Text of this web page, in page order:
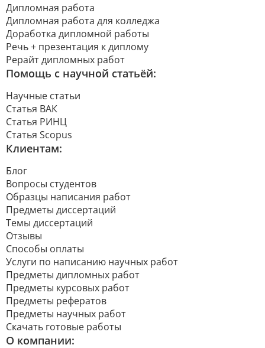
Дипломная работа
Дипломная работа для колледжа
Доработка дипломной работы
Речь + презентация к диплому
Рерайт дипломных работ
Помощь с научной статьёй:
Научные статьи
Статья ВАК
Статья РИНЦ
Статья Scopus
Клиентам:
Блог
Вопросы студентов
Образцы написания работ
Предметы диссертаций
Темы диссертаций
Отзывы
Способы оплаты
Услуги по написанию научных работ
Предметы дипломных работ
Предметы курсовых работ
Предметы рефератов
Предметы научных работ
Скачать готовые работы
О компании: